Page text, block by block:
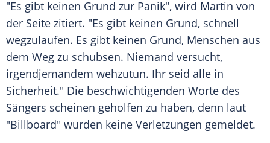
"Es gibt keinen Grund zur Panik", wird Martin von
der Seite zitiert. "Es gibt keinen Grund, schnell
wegzulaufen. Es gibt keinen Grund, Menschen aus
dem Weg zu schubsen. Niemand versucht,
irgendjemandem wehzutun. Ihr seid alle in
Sicherheit." Die beschwichtigenden Worte des
Sängers scheinen geholfen zu haben, denn laut
"Billboard" wurden keine Verletzungen gemeldet.